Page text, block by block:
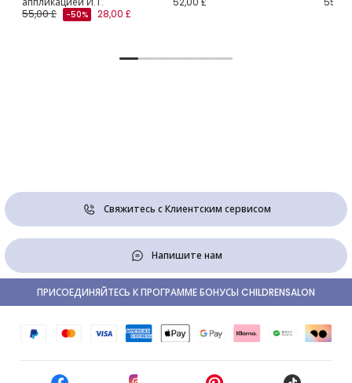
55,00 £
-50% 28,00 £
Свяжитесь с Клиентским сервисом
Напишите нам
ПРИСОЕДИНЯЙТЕСЬ К ПРОГРАММЕ БОНУСЫ CHILDRENSALON